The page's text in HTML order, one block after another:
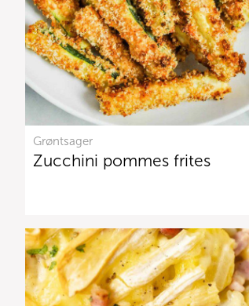
Grøntsager
Zucchini pommes frites